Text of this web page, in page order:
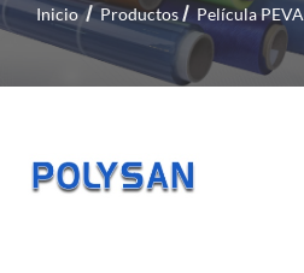
Inicio Productos Película PEVA